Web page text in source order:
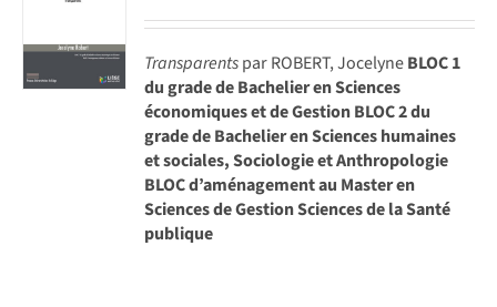
Transparentspar ROBERT, JocelyneBLOC 1
du grade de Bachelier en Sciences
économiques et de Gestion BLOC 2 du
grade de Bachelier en Sciences humaines
et sociales, Sociologie et Anthropologie
BLOC d’aménagement au Master en
Sciences de Gestion Sciences de la Santé
publique